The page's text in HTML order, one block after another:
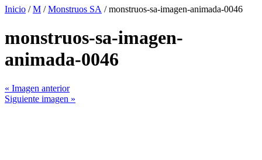
Inicio /M /Monstruos SA / monstruos-sa-imagen-animada-0046
monstruos-sa-imagen-
animada-0046
« Imagen anterior
Siguiente imagen »